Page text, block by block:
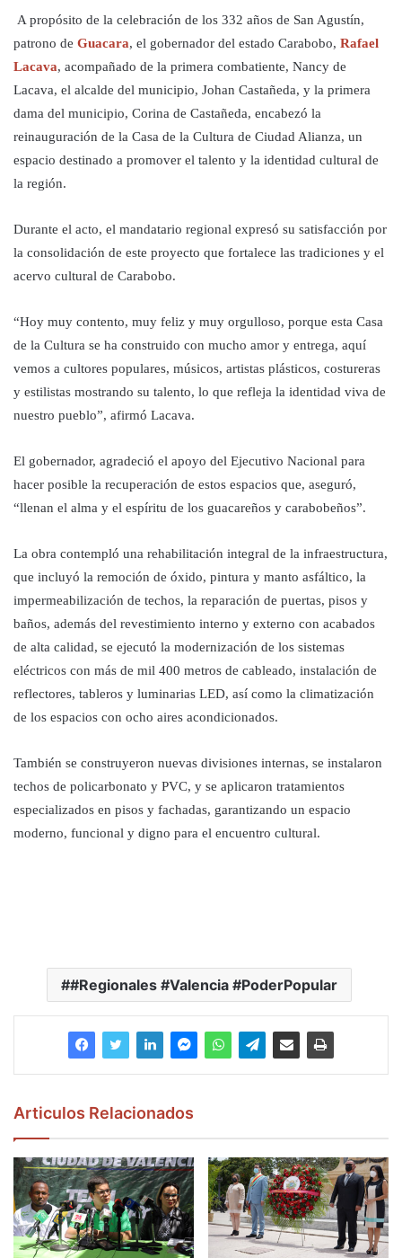
A propósito de la celebración de los 332 años de San Agustín,
patrono de Guacara, el gobernador del estado Carabobo, Rafael
Lacava, acompañado de la primera combatiente, Nancy de
Lacava, el alcalde del municipio, Johan Castañeda, y la primera
dama del municipio, Corina de Castañeda, encabezó la
reinauguración de la Casa de la Cultura de Ciudad Alianza, un
espacio destinado a promover el talento y la identidad cultural de
la región.
Durante el acto, el mandatario regional expresó su satisfacción por
la consolidación de este proyecto que fortalece las tradiciones y el
acervo cultural de Carabobo.
“Hoy muy contento, muy feliz y muy orgulloso, porque esta Casa
de la Cultura se ha construido con mucho amor y entrega, aquí
vemos a cultores populares, músicos, artistas plásticos, costureras
y estilistas mostrando su talento, lo que refleja la identidad viva de
nuestro pueblo”, afirmó Lacava.
El gobernador, agradeció el apoyo del Ejecutivo Nacional para
hacer posible la recuperación de estos espacios que, aseguró,
“llenan el alma y el espíritu de los guacareños y carabobeños”.
La obra contempló una rehabilitación integral de la infraestructura,
que incluyó la remoción de óxido, pintura y manto asfáltico, la
impermeabilización de techos, la reparación de puertas, pisos y
baños, además del revestimiento interno y externo con acabados
de alta calidad, se ejecutó la modernización de los sistemas
eléctricos con más de mil 400 metros de cableado, instalación de
reflectores, tableros y luminarias LED, así como la climatización
de los espacios con ocho aires acondicionados.
También se construyeron nuevas divisiones internas, se instalaron
techos de policarbonato y PVC, y se aplicaron tratamientos
especializados en pisos y fachadas, garantizando un espacio
moderno, funcional y digno para el encuentro cultural.
#Regionales #Valencia #PoderPopular
Articulos Relacionados